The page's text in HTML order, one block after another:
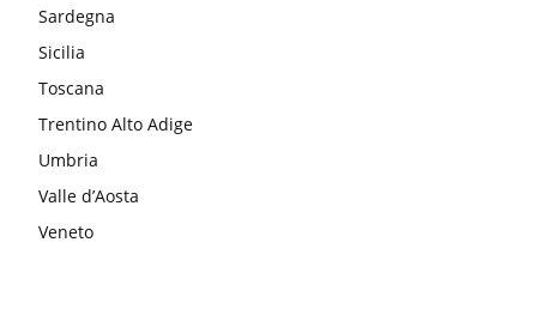
Sardegna
Sicilia
Toscana
Trentino Alto Adige
Umbria
Valle d’Aosta
Veneto